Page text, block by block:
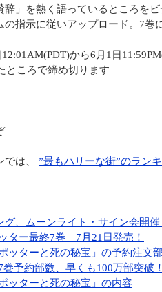
辞」を熱く語っているところを
の指示に従いアップロード。7巻
から6月1日
ところで締め切ります
では、 ”最もハリーな街”のラン
グ、ムーンライト・サイン会開催
ター最終7巻 7月21日発売！
ッターと死の秘宝」の予約注文
巻予約部数、早くも100万部突破
ッターと死の秘宝」の内容